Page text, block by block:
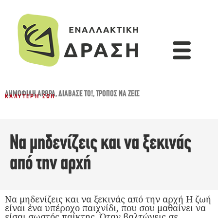
ΔΗΜΟΦΙΛΉ ΆΡΘΡΑ,ΔΙΆΒΑΣΈ ΤΟ!,ΤΡΌΠΟΣ ΝΑ ΖΕΙΣ
ΚΑΛΎΤΕΡΗ ΖΩΉ
Να μηδενίζεις και να ξεκινάς
από την αρχή
Να μηδενίζεις και να ξεκινάς από την αρχή Η ζωή
είναι ένα υπέροχο παιχνίδι, που σου μαθαίνει να